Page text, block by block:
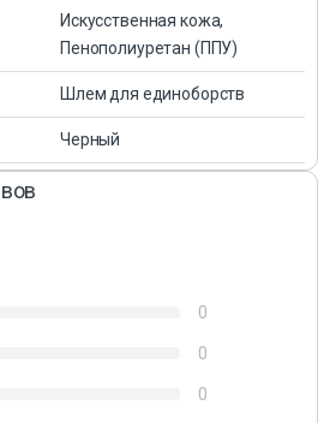
Искусственная кожа,
Пенополиуретан (ППУ)
Шлем для единоборств
Черный
0
0
0